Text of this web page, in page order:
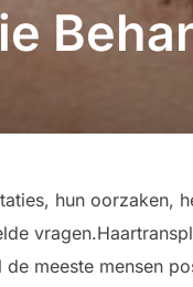
hun oorzaken,
meeste mensen